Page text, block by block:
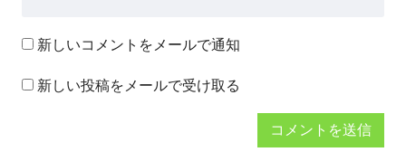
新しいコメントをメールで通知
新しい投稿をメールで受け取る